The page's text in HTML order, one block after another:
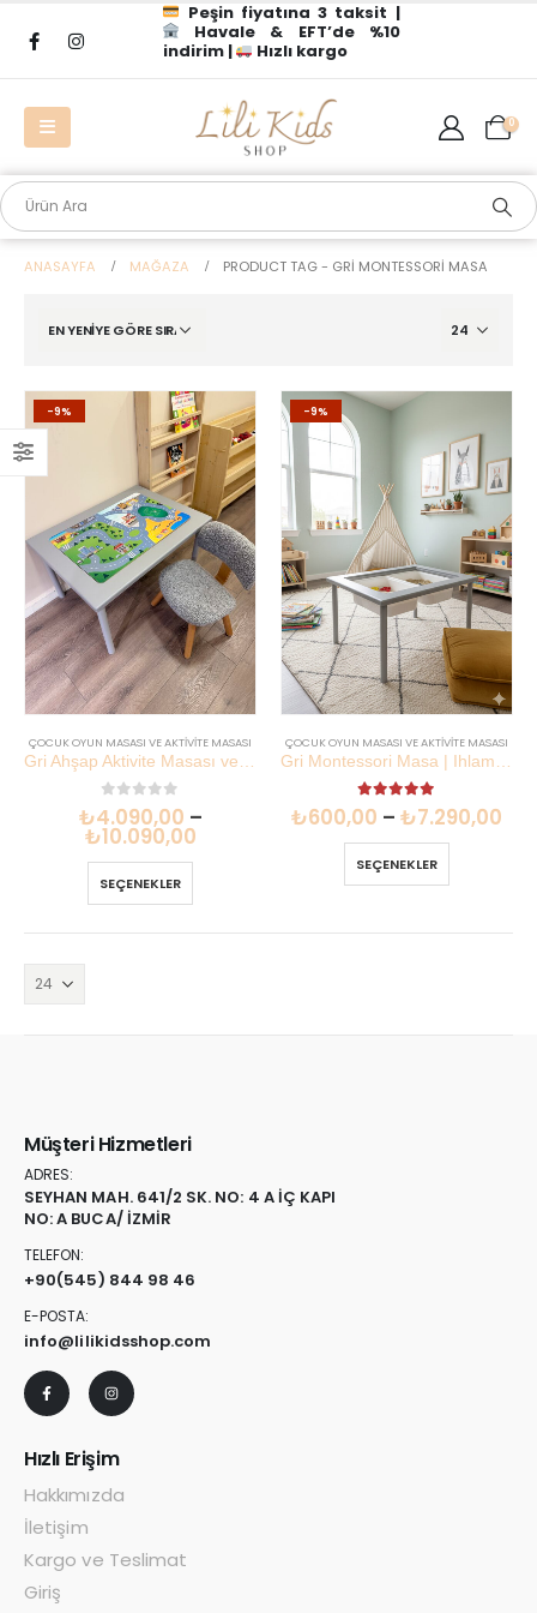
Peşin fiyatına 3 taksit |
Havale & EFT’de %10
indirim |
Hızlı kargo
0
ANASAYFA MAĞAZA PRODUCT TAG - GRI MONTESSORI MASA
-9%
ÇOCUK OYUN MASASI VE AKTIVITE MASASI
0 out of 5
₺4.090,00 –
₺10.090,00
SEÇENEKLER
-9%
ÇOCUK OYUN MASASI VE AKTIVITE MASASI
5.00 out of 5
₺600,00 – ₺7.290,00
SEÇENEKLER
Müşteri Hizmetleri
ADRES:
SEYHAN MAH. 641/2 SK. NO: 4 A İÇ KAPI
NO: A BUCA/ İZMİR
TELEFON:
+90(545) 844 98 46
E-POSTA:
info@lilikidsshop.com
Hızlı Erişim
Hakkımızda
İletişim
Kargo ve Teslimat
Giriş